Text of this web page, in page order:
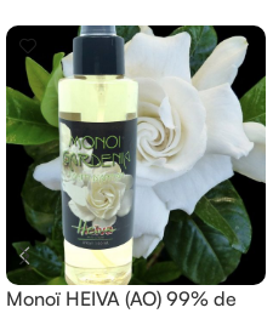
Monoï HEIVA (AO) 99% de